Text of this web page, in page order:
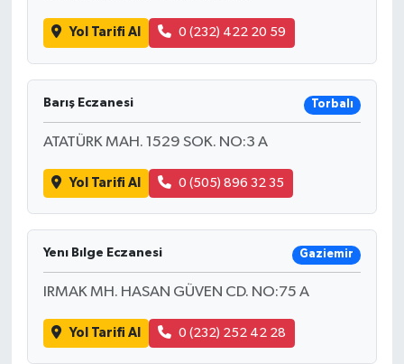
Yol Tarifi Al 0 (232) 422 20 59
Barış Eczanesi Torbalı
ATATÜRK MAH. 1529 SOK. NO:3 A
Yol Tarifi Al 0 (505) 896 32 35
Yenı Bılge Eczanesi Gaziemir
IRMAK MH. HASAN GÜVEN CD. NO:75 A
Yol Tarifi Al 0 (232) 252 42 28